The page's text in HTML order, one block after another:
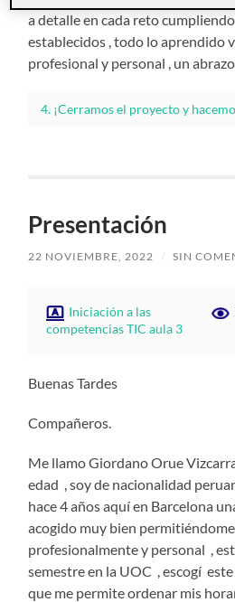
a detalle en cada reto
establecidos , todo lo aprendido
profesional y personal , un
4. ¡Cerramos el proyecto y
Presentación
22 NOVIEMBRE, 2022 / SIN
Iniciación a las
competencias TIC aula 3
Buenas Tardes
Compañeros.
Me llamo Giordano Orue
edad , soy de nacionalidad
hace 4 años aquí en Barcelona
acogido muy bien
profesionalmente y personal ,
semestre en la UOC , escogí
que me permite ordenar mis